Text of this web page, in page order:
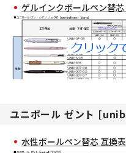
ゲルインクボールペン替芯
ユニボール ゼント
水性ボールペン替芯 互換表